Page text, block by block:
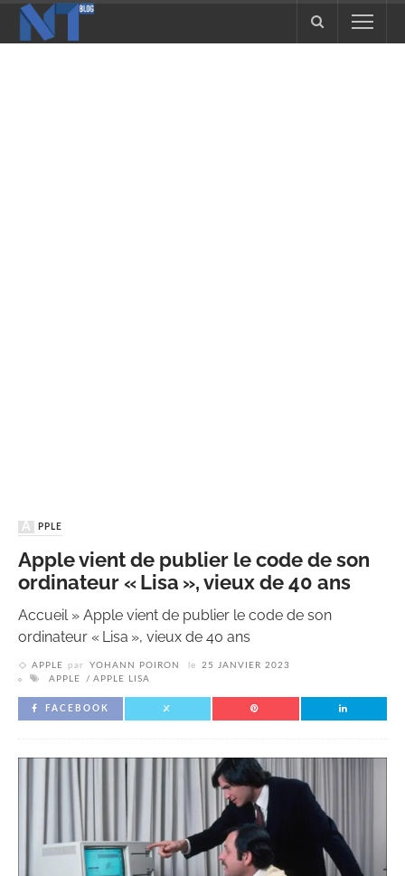
APPLE
Apple vient de publier le code de son
ordinateur « Lisa », vieux de 40 ans
Accueil» Apple vient de publier le code de son
ordinateur « Lisa », vieux de 40 ans
APPLE par YOHANN POIRON le
25 JANVIER 2023
APPLE
APPLE LISA
FACEBOOK